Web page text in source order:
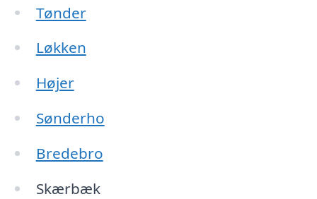
Tønder
Løkken
Højer
Sønderho
Bredebro
Skærbæk